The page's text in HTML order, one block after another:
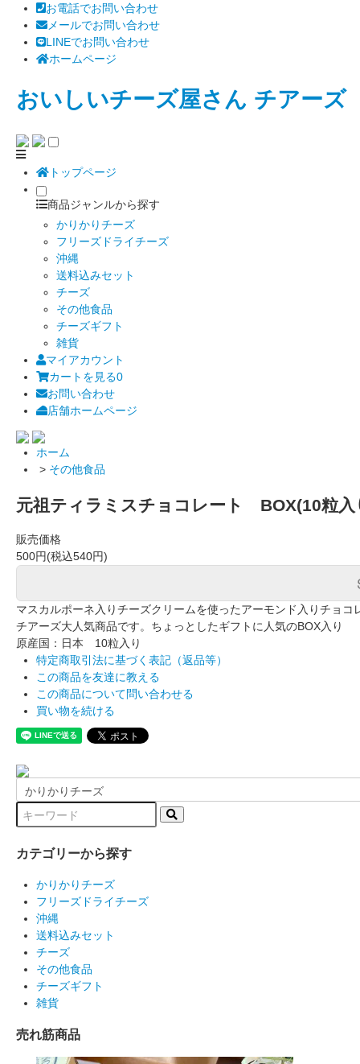
お電話でお問い合わせ
メールでお問い合わせ
LINEでお問い合わせ
ホームページ
おいしいチーズ屋さん チアーズ
トップページ
商品ジャンルから探す
かりかりチーズ
フリーズドライチーズ
沖縄
送料込みセット
チーズ
その他食品
チーズギフト
雑貨
マイアカウント
カートを見る0
お問い合わせ
店舗ホームページ
ホーム
> その他食品
元祖ティラミスチョコレート BOX(10粒入
販売価格
500円(税込540円)
マスカルポーネ入りチーズクリームを使ったアーモンド入りチョコ
チアーズ大人気商品です。ちょっとしたギフトに人気のBOX入り
原産国：日本 10粒入り
特定商取引法に基づく表記（返品等）
この商品を友達に教える
この商品について問い合わせる
買い物を続ける
カテゴリーから探す
かりかりチーズ
フリーズドライチーズ
沖縄
送料込みセット
チーズ
その他食品
チーズギフト
雑貨
売れ筋商品